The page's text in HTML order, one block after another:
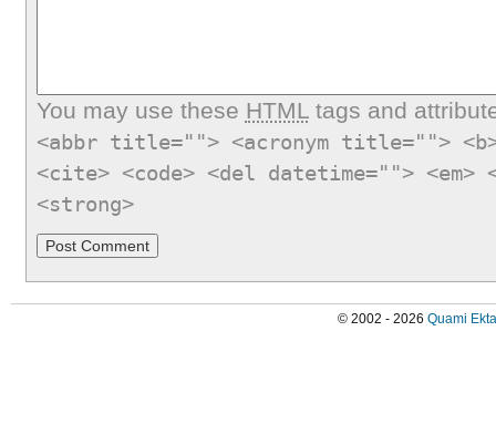
You may use these HTMLtags and
<abbr title=""> <acronym title="">
<cite> <code> <del datetime="">
<strong>
© 2002 - 2026 Quami